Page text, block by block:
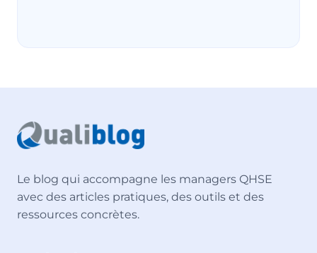
Le blog qui accompagne les managers QHSE
avec des articles pratiques, des outils et des
ressources concrètes.